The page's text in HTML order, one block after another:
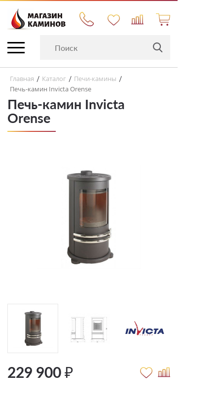
Главная / Каталог / Печи-камины /
Печь-камин Invicta Orense
Печь-камин Invicta
Orense
229 900 ₽